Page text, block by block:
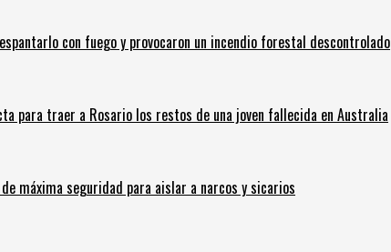
con fuego y provocaron un incendio forestal descontrolado
para traer a Rosario los restos de una joven fallecida en Australia
máxima seguridad para aislar a narcos y sicarios